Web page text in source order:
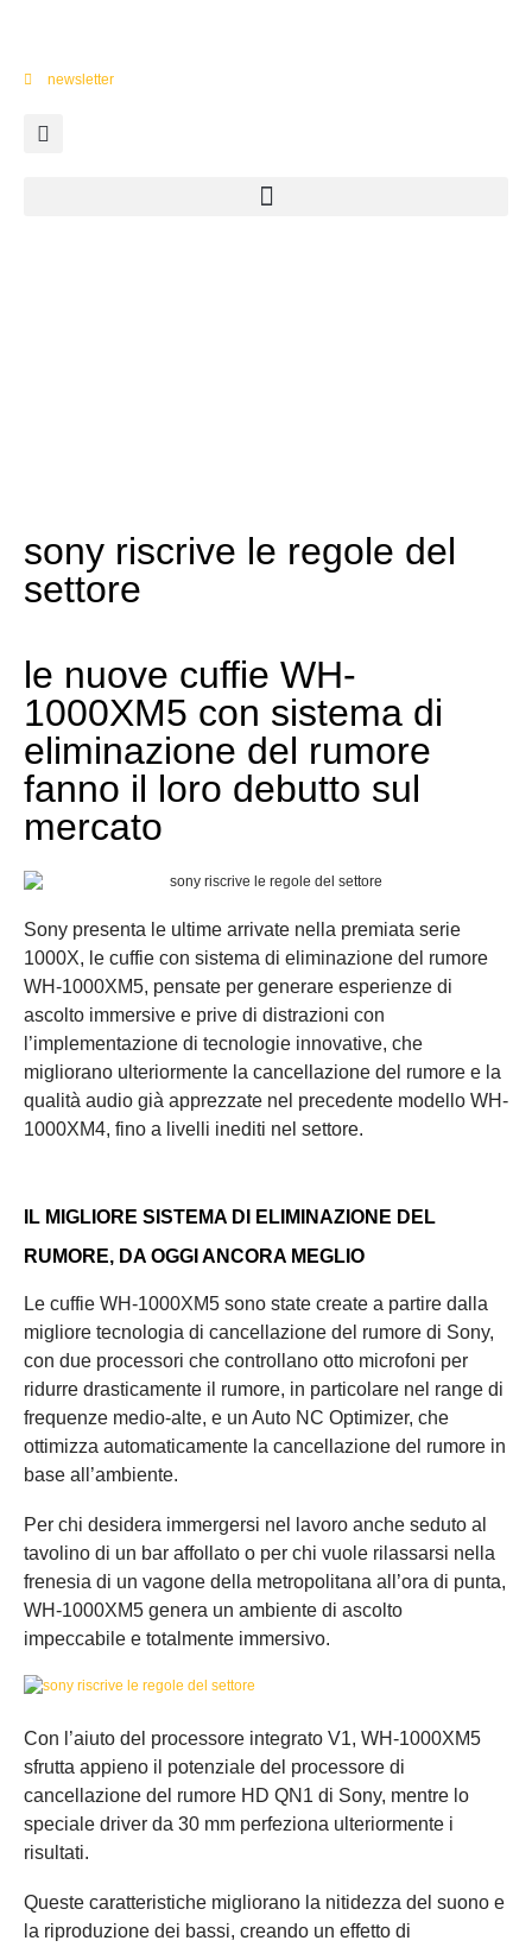
newsletter
sony riscrive le regole del
settore
le nuove cuffie WH-
1000XM5 con sistema di
eliminazione del rumore
fanno il loro debutto sul
mercato
Sony presenta le ultime arrivate nella premiata serie
1000X, le cuffie con sistema di eliminazione del rumore
WH-1000XM5, pensate per generare esperienze di
ascolto immersive e prive di distrazioni con
l’implementazione di tecnologie innovative, che
migliorano ulteriormente la cancellazione del rumore e la
qualità audio già apprezzate nel precedente modello WH-
1000XM4, fino a livelli inediti nel settore.
IL MIGLIORE SISTEMA DI ELIMINAZIONE DEL
RUMORE, DA OGGI ANCORA MEGLIO
Le cuffie WH-1000XM5 sono state create a partire dalla
migliore tecnologia di cancellazione del rumore di Sony,
con due processori che controllano otto microfoni per
ridurre drasticamente il rumore, in particolare nel range di
frequenze medio-alte, e un Auto NC Optimizer, che
ottimizza automaticamente la cancellazione del rumore in
base all’ambiente.
Per chi desidera immergersi nel lavoro anche seduto al
tavolino di un bar affollato o per chi vuole rilassarsi nella
frenesia di un vagone della metropolitana all’ora di punta,
WH-1000XM5 genera un ambiente di ascolto
impeccabile e totalmente immersivo.
Con l’aiuto del processore integrato V1, WH-1000XM5
sfrutta appieno il potenziale del processore di
cancellazione del rumore HD QN1 di Sony, mentre lo
speciale driver da 30 mm perfeziona ulteriormente i
risultati.
Queste caratteristiche migliorano la nitidezza del suono e
la riproduzione dei bassi, creando un effetto di